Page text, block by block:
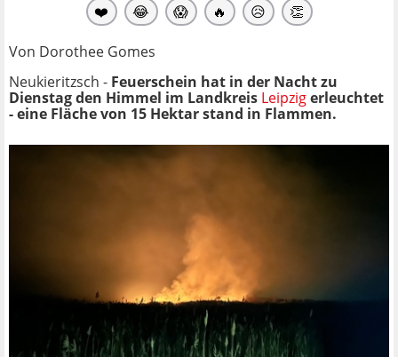
❤️ 😂 😱 🔥 😥 👏
Von Dorothee Gomes
Neukieritzsch - Feuerschein hat in der Nacht zu
Dienstag den Himmel im Landkreis Leipzigerleuchtet
- eine Fläche von 15 Hektar stand in Flammen.